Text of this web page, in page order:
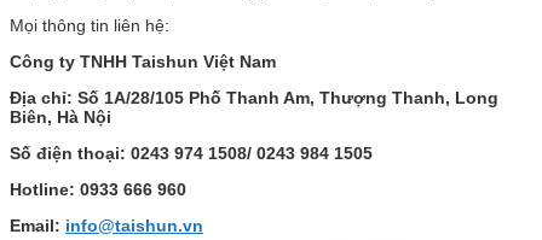
Mọi thông tin liên hệ:
Công ty TNHH Taishun Việt Nam
Địa chỉ: Số 1A/28/105 Phố Thanh Am, Thượng Thanh, Long
Biên, Hà Nội
Số điện thoại: 0243 974 1508/ 0243 984 1505
Hotline: 0933 666 960
Email: info@taishun.vn